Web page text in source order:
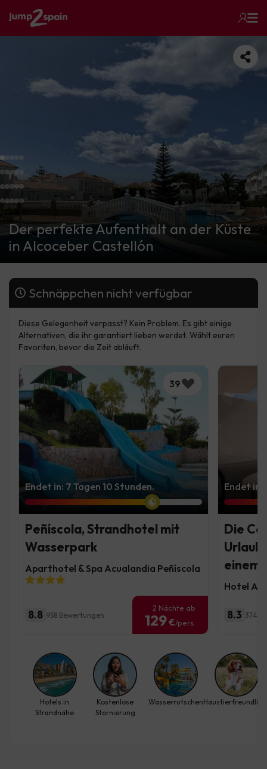
Der perfekte Aufenthalt an der Küste
in Alcoceber Castellón
Schnäppchen nicht verfügbar
Diese Gelegenheit verpasst? Kein Problem. Es gibt einige
Alternativen, die ihr garantiert lieben werdet. Wählt euren
Favoriten, bevor die Zeit abläuft.
39
Endet in: 7 Tagen 10 Stunden.
Peñíscola, Strandhotel mit
Wasserpark
Aparthotel & Spa Acualandia Peñíscola
8.8 958 Bewertungen
2 Nächte ab
129€/pers.
Endet in:
Die
Urlaub
einem
Hotel
8.3 374
Hotels in
Strandnähe
Kostenlose
Stornierung
Wasserrutschen